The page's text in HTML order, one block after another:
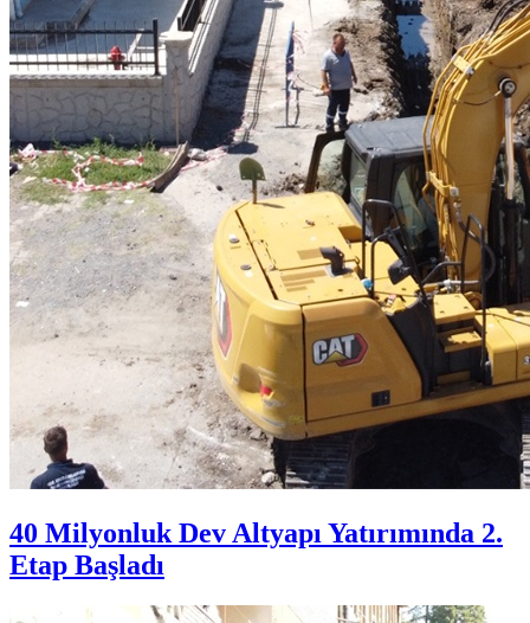
40 Milyonluk Dev Altyapı Yatırımında 2.
Etap Başladı